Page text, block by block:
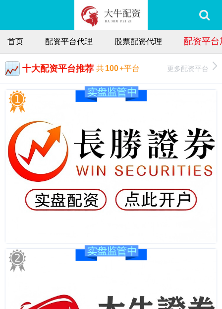
首页 配资平台代理 股票配资代理 配资平台
十大配资平台推荐 共100+平台 更多配资平台